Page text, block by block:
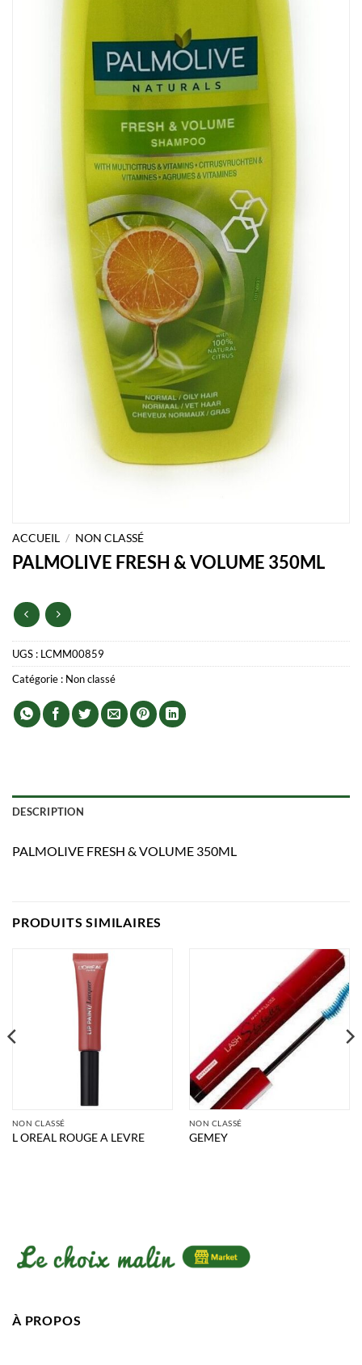
ACCUEIL / NON CLASSÉ
PALMOLIVE FRESH & VOLUME 350ML
UGS : LCMM00859
Catégorie : Non classé
DESCRIPTION
PALMOLIVE FRESH & VOLUME 350ML
PRODUITS SIMILAIRES
NON CLASSÉ
L OREAL ROUGE A LEVRE
NON CLASSÉ
GEMEY
À PROPOS